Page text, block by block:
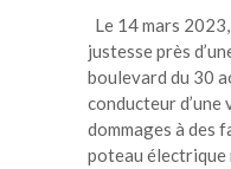
Le 14 mars
justesse près
boulevard du 30
conducteur
dommages à des
poteau électrique